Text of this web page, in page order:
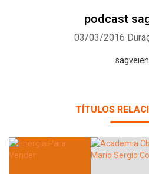
podcast
03/03/2016
sagveien
TÍTULOS